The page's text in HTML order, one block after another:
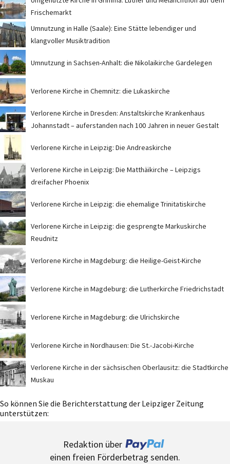
Frischemarkt
Umnutzung in Halle (Saale): Eine Stätte lebendiger und
klangvoller Musiktradition
Umnutzung in Sachsen-Anhalt: die Nikolaikirche Gardelegen
Verlorene Kirche in Chemnitz: die Lukaskirche
Verlorene Kirche in Dresden: Anstaltskirche Krankenhaus
Johannstadt – auferstanden nach 100 Jahren in neuer Gestalt
Verlorene Kirche in Leipzig: Die Andreaskirche
Verlorene Kirche in Leipzig: Die Matthäikirche – Leipzigs
dreifacher Phoenix
Verlorene Kirche in Leipzig: die ehemalige Trinitatiskirche
Verlorene Kirche in Leipzig: die gesprengte Markuskirche
Reudnitz
Verlorene Kirche in Magdeburg: die Heilige-Geist-Kirche
Verlorene Kirche in Magdeburg: die Lutherkirche Friedrichstadt
Verlorene Kirche in Magdeburg: die Ulrichskirche
Verlorene Kirche in Nordhausen: Die St.-Jacobi-Kirche
Verlorene Kirche in der sächsischen Oberlausitz: die Stadtkirche
Muskau
So können Sie die Berichterstattung der Leipziger Zeitung
unterstützen:
Redaktion über
einen freien Förderbetrag senden.